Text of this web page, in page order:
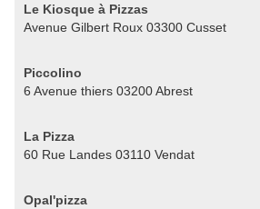
Le Kiosque à Pizzas
Avenue Gilbert Roux 03300 Cusset
Piccolino
6 Avenue thiers 03200 Abrest
La Pizza
60 Rue Landes 03110 Vendat
Opal'pizza